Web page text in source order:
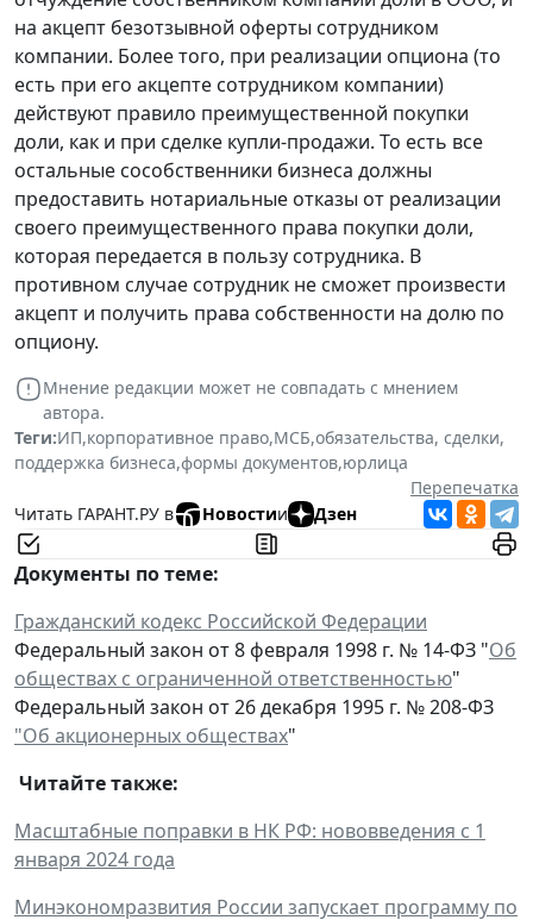
на акцепт безотзывной оферты сотрудником
компании. Более того, при реализации опциона (то
есть при его акцепте сотрудником компании)
действуют правило преимущественной покупки
доли, как и при сделке купли-продажи. То есть все
остальные сособственники бизнеса должны
предоставить нотариальные отказы от реализации
своего преимущественного права покупки доли,
которая передается в пользу сотрудника. В
противном случае сотрудник не сможет произвести
акцепт и получить права собственности на долю по
опциону.
Мнение редакции может не совпадать с мнением
автора.
Теги:ИП,корпоративное право,МСБ,обязательства, сделки,
поддержка бизнеса,формы документов,юрлица
Перепечатка
Читать ГАРАНТ.РУ в
Новостии Дзен
Документы по теме:
Гражданский кодекс Российской Федерации
Федеральный закон от 8 февраля 1998 г. № 14-ФЗ "Об
обществах с ограниченной ответственностью"
Федеральный закон от 26 декабря 1995 г. № 208-ФЗ
"Об акционерных обществах"
Читайте также:
Масштабные поправки в НК РФ: нововведения с 1
января 2024 года
Минэкономразвития России запускает программу по